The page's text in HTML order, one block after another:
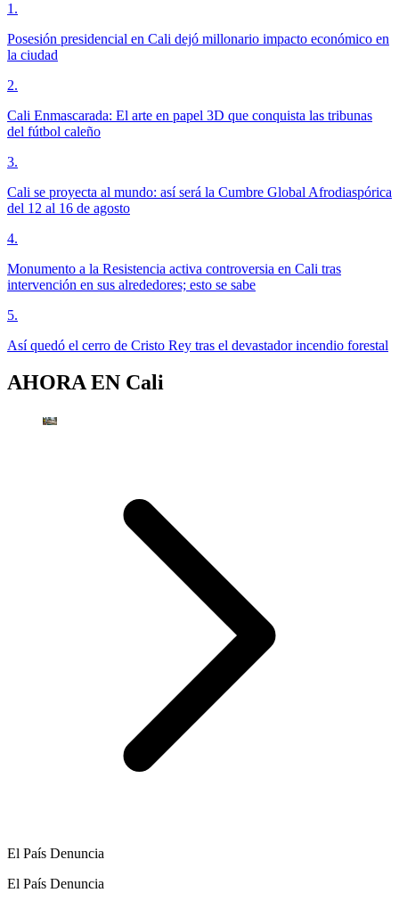
1 .
Posesión presidencial en Cali dejó millonario impacto económico en
la ciudad
2.
Cali Enmascarada: El arte en papel 3D que conquista las tribunas
del fútbol caleño
3.
Cali se proyecta al mundo: así será la Cumbre Global Afrodiaspórica
del 12 al 16 de agosto
4.
Monumento a la Resistencia activa controversia en Cali tras
intervención en sus alrededores; esto se sabe
5.
Así quedó el cerro de Cristo Rey tras el devastador incendio forestal
AHORA EN Cali
El País Denuncia
El País Denuncia